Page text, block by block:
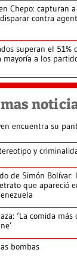
Chepo: capturan
contra
superan el 51%
a los
encuentra su
y
de Simón Bolívar:
que apareció
‘La comida más
bombas